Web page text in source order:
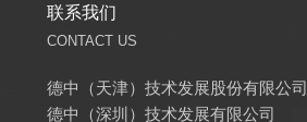
联系我们
CONTACT US
德中（天津）技术发展股份有限公司
德中（深圳）技术发展有限公司